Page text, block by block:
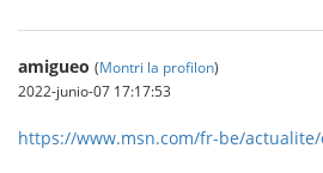
amigueo (Montri la profilon)
2022-junio-07 17:17:53
https://www.msn.com/fr-be/